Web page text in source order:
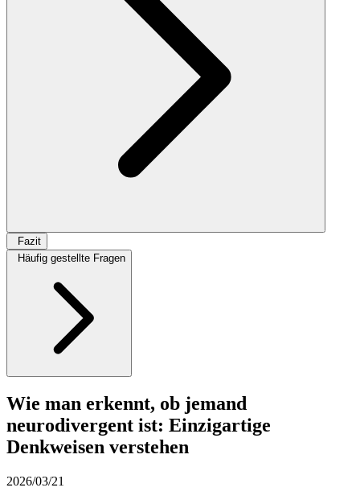
Fazit
Häufig gestellte Fragen
Wie man erkennt, ob jemand
neurodivergent ist: Einzigartige
Denkweisen verstehen
2026/03/21